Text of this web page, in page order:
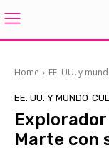
Home EE. UU. y
EE. UU. Y MUNDO
Marte con